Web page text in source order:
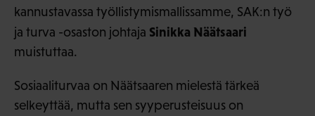
kannustavassa työllistymismallissamme, SAK:n työ
ja turva -osaston johtaja Sinikka Näätsaari
muistuttaa.
Sosiaaliturvaa on Näätsaaren mielestä tärkeä
selkeyttää, mutta sen syyperusteisuus on